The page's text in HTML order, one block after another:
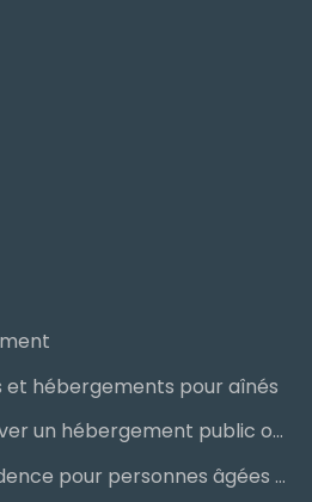
et hébergements pour aînés
Les étapes pour trouver un hébergement public ou privé
Signer un bail en résidence pour personnes âgées (RPA) : ce qu’il faut savoir